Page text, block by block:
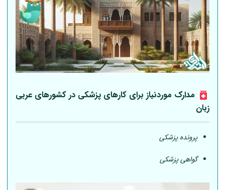
مدارک موردنیاز برای کارهای پزشکی در کشورهای عربی
زبان
پرونده پزشکی
گواهی پزشکی